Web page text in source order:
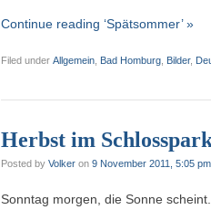
Continue reading ‘Spätsommer’ »
Filed under Allgemein Bad Homburg Bilder,
Herbst im
Posted by Volker on 9 November 2011, 5:05 pm
Sonntag morgen, die Sonne